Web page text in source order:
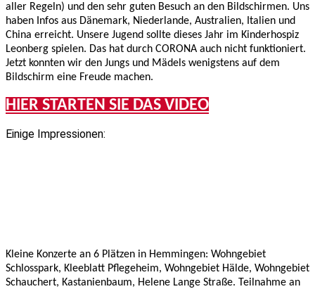
aller Regeln) und den sehr guten Besuch an den Bildschirmen. Uns
haben Infos aus Dänemark, Niederlande, Australien, Italien und
China erreicht. Unsere Jugend sollte dieses Jahr im Kinderhospiz
Leonberg spielen. Das hat durch CORONA auch nicht funktioniert.
Jetzt konnten wir den Jungs und Mädels wenigstens auf dem
Bildschirm eine Freude machen.
HIER STARTEN SIE DAS VIDEO
Einige Impressionen:
Kleine Konzerte an 6 Plätzen in Hemmingen: Wohngebiet
Schlosspark, Kleeblatt Pflegeheim, Wohngebiet Hälde, Wohngebiet
Schauchert, Kastanienbaum, Helene Lange Straße. Teilnahme an